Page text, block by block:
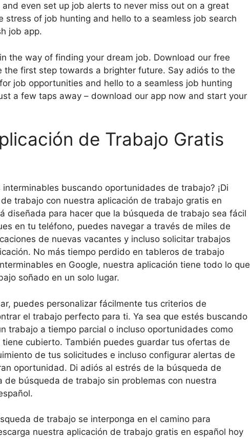
even set up job alerts to never miss out on a great
stress of job hunting and hello to a seamless job search
job app.
the way of finding your dream job. Download our free
the first step towards a brighter future. Say adiós to the
job opportunities and hello to a seamless job hunting
a few taps away – download our app now and start your
de Trabajo Gratis
buscando oportunidades de trabajo? ¡Di
trabajo con nuestra aplicación de trabajo gratis en
diseñada para hacer que la búsqueda de trabajo sea fácil
en tu teléfono, puedes navegar a través de miles de
de nuevas vacantes y incluso solicitar trabajos
No más tiempo perdido en tableros de trabajo
en Google, nuestra aplicación tiene todo lo que
soñado en un solo lugar.
puedes personalizar fácilmente tus criterios de
el trabajo perfecto para ti. Ya sea que estés buscando
trabajo a tiempo parcial o incluso oportunidades como
cubierto. También puedes guardar tus ofertas de
de tus solicitudes e incluso configurar alertas de
oportunidad. Di adiós al estrés de la búsqueda de
de búsqueda de trabajo sin problemas con nuestra
de trabajo se interponga en el camino para
nuestra aplicación de trabajo gratis en español hoy